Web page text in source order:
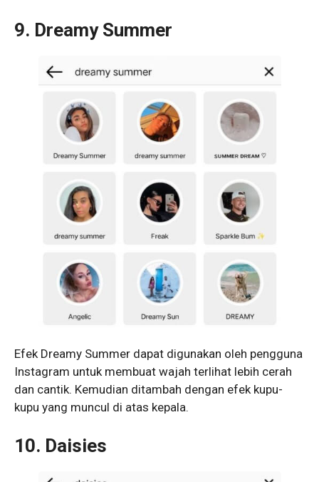
9. Dreamy Summer
Efek Dreamy Summer dapat digunakan oleh pengguna
Instagram untuk membuat wajah terlihat lebih cerah
dan cantik. Kemudian ditambah dengan efek kupu-
kupu yang muncul di atas kepala.
10. Daisies